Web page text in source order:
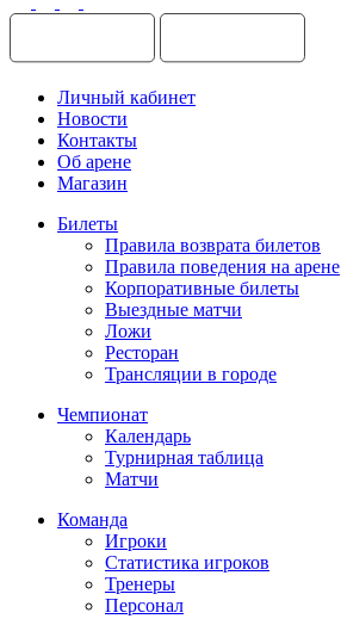
Личный кабинет
Новости
Контакты
Об арене
Магазин
Билеты
Правила возврата билетов
Правила поведения на арене
Корпоративные билеты
Выездные матчи
Ложи
Ресторан
Трансляции в городе
Чемпионат
Календарь
Турнирная таблица
Матчи
Команда
Игроки
Статистика игроков
Тренеры
Персонал